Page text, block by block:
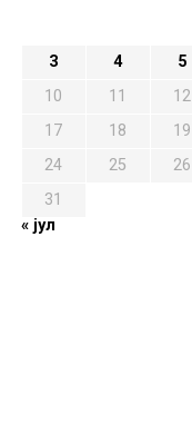
3
4 5
10
11 12
17
18 19
24
25 26
31
« јул